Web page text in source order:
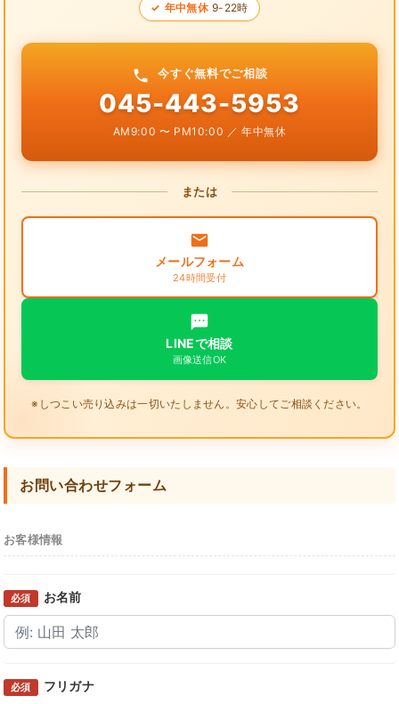
年中無休 9-22時
今すぐ無料でご相談
045-443-5953
AM9:00 〜 PM10:00 ／ 年中無休
または
メールフォーム
24時間受付
LINEで相談
画像送信OK
※しつこい売り込みは一切いたしません。安心してご相談ください。
お問い合わせフォーム
お客様情報
必須 お名前
必須 フリガナ